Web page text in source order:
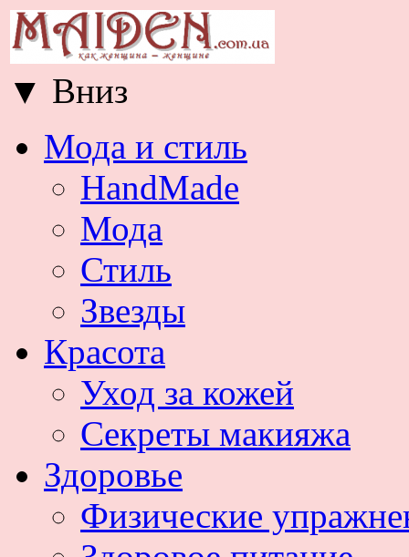
▼ Вниз
Мода и стиль
HandMade
Мода
Стиль
Звезды
Красота
Уход за кожей
Секреты макияжа
Здоровье
Физические